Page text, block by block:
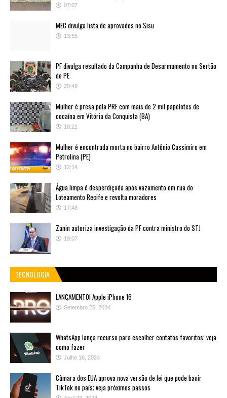
07:07
MEC divulga lista de aprovados no Sisu
13:55
PF divulga resultado da Campanha de Desarmamento no Sertão
de PE
20:49
Mulher é presa pela PRF com mais de 2 mil papelotes de
cocaína em Vitória da Conquista (BA)
18:21
Mulher é encontrada morta no bairro Antônio Cassimiro em
Petrolina (PE)
12:14
Água limpa é desperdiçada após vazamento em rua do
Loteamento Recife e revolta moradores
17:48
Zanin autoriza investigação da PF contra ministro do STJ
19:07
TECNOLOGIA
LANÇAMENTO! Apple iPhone 16
Setembro 25, 2024
WhatsApp lança recurso para escolher contatos favoritos; veja
como fazer
Julho 16, 2024
Câmara dos EUA aprova nova versão de lei que pode banir
TikTok no país; veja próximos passos